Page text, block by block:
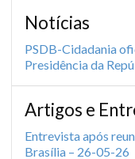
Notícias
PSDB-Cidadania
Presidência da
Artigos e
Entrevista após
Brasília – 26-05-26